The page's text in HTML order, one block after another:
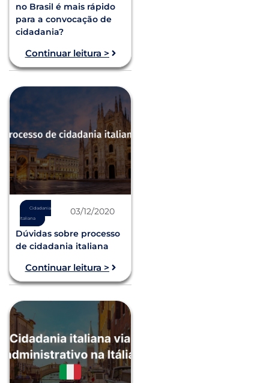
no Brasil é mais rápido
para a convocação de
cidadania?
Continuar leitura >
Cidadania
Italiana
03/12/2020
Dúvidas sobre processo
de cidadania italiana
Continuar leitura >